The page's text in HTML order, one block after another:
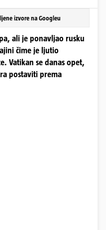
izvore na Googleu
ali je ponavljao rusku
čime je ljutio
Vatikan se danas opet,
postaviti prema